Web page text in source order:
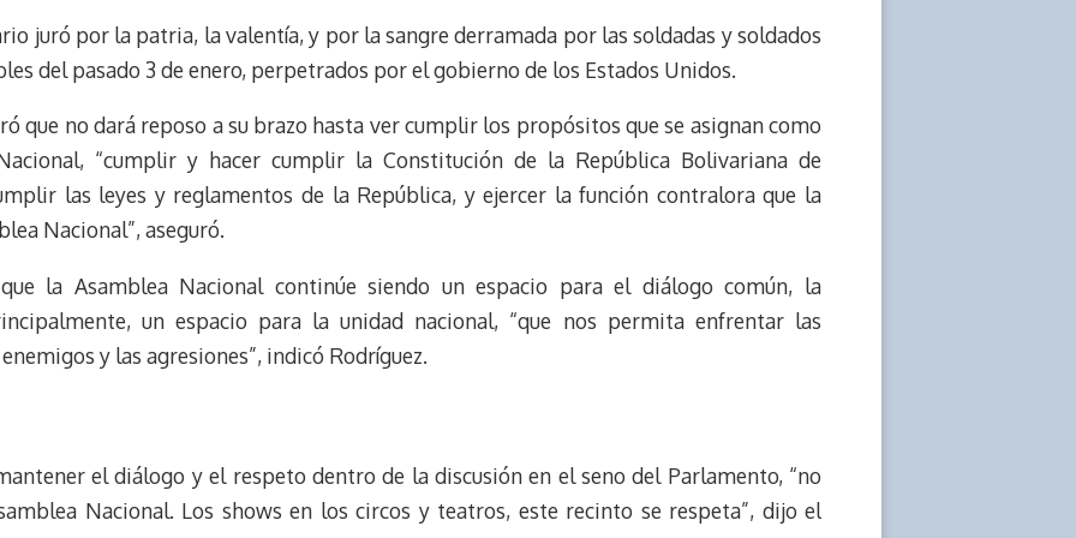
juró por la patria, la valentía, y por la sangre derramada por las soldadas y soldados
del pasado 3 de enero, perpetrados por el gobierno de los Estados Unidos.
que no dará reposo a su brazo hasta ver cumplir los propósitos que se asignan como
“cumplir y hacer cumplir la Constitución de la República Bolivariana de
las leyes y reglamentos de la República, y ejercer la función contralora que la
Nacional”, aseguró.
la Asamblea Nacional continúe siendo un espacio para el diálogo común, la
un espacio para la unidad nacional, “que nos permita enfrentar las
y las agresiones”, indicó Rodríguez.
el diálogo y el respeto dentro de la discusión en el seno del Parlamento, “no
Nacional. Los shows en los circos y teatros, este recinto se respeta”, dijo el